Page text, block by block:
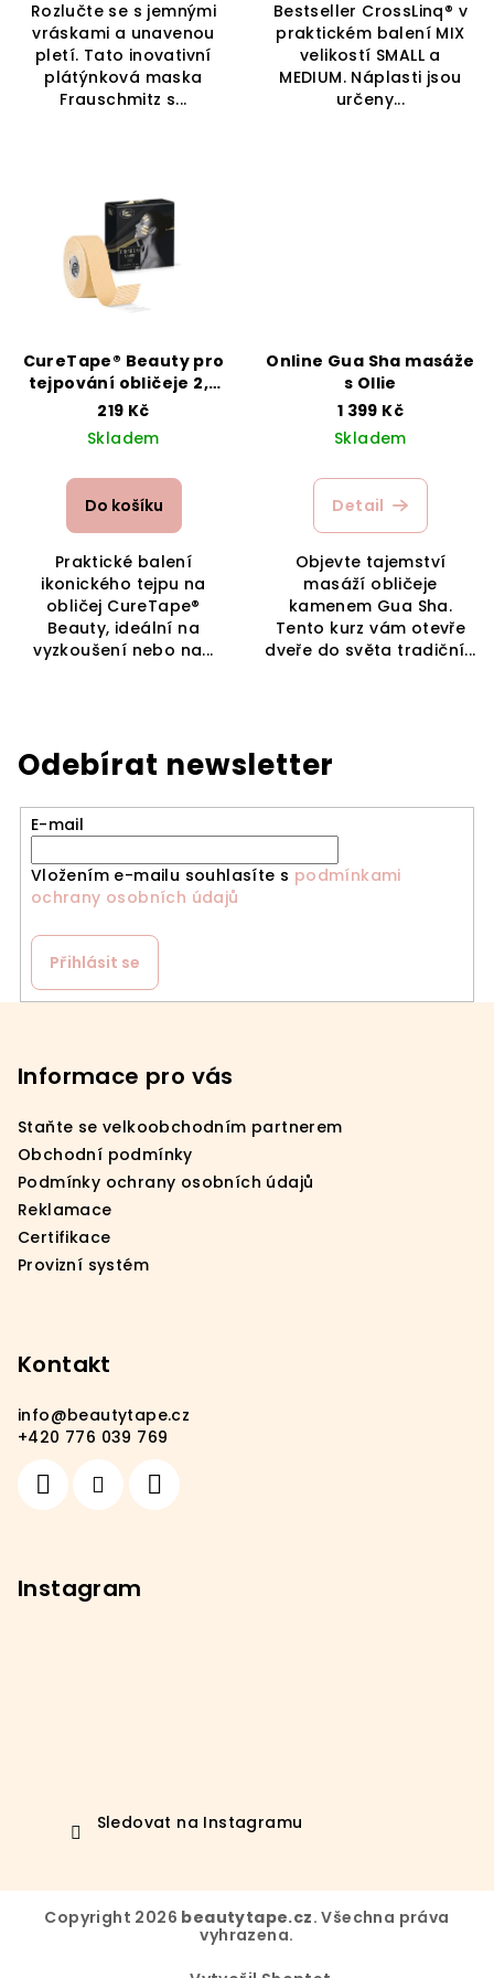
Rozlučte se s jemnými
vráskami a unavenou
pletí. Tato inovativní
plátýnková maska
Frauschmitz s...
Bestseller CrossLinq® v
praktickém balení MIX
velikostí SMALL a
MEDIUM. Náplasti jsou
určeny...
CureTape® Beauty pro
tejpování obličeje 2,5
CM mini balení
219 Kč
Skladem
Do košíku
Praktické balení
ikonického tejpu na
obličej CureTape®
Beauty, ideální na
vyzkoušení nebo na...
Online Gua Sha masáže
s Ollie
1 399 Kč
Skladem
Detail
Objevte tajemství
masáží obličeje
kamenem Gua Sha.
Tento kurz vám otevře
dveře do světa tradiční...
Odebírat newsletter
E-mail
Vložením e-mailu souhlasíte s podmínkami
ochrany osobních údajů
Přihlásit se
Informace pro vás
Staňte se velkoobchodním partnerem
Obchodní podmínky
Podmínky ochrany osobních údajů
Reklamace
Certifikace
Provizní systém
Kontakt
info@beautytape.cz
+420 776 039 769
Instagram
Sledovat na Instagramu
Copyright 2026 beautytape.cz. Všechna práva
vyhrazena.